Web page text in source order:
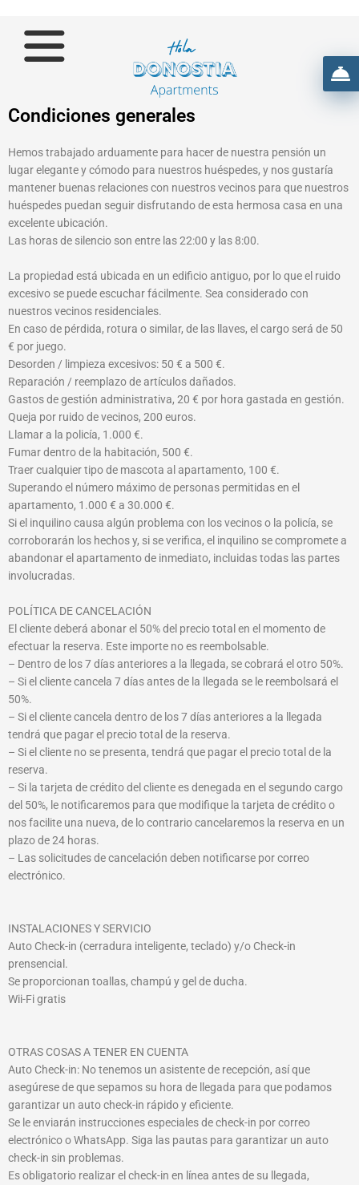
contenido
Condiciones generales
Hemos trabajado arduamente para hacer de nuestra pensión un
lugar elegante y cómodo para nuestros huéspedes, y nos gustaría
mantener buenas relaciones con nuestros vecinos para que nuestros
huéspedes puedan seguir disfrutando de esta hermosa casa en una
excelente ubicación.
Las horas de silencio son entre las 22:00 y las 8:00.
La propiedad está ubicada en un edificio antiguo, por lo que el ruido
excesivo se puede escuchar fácilmente. Sea considerado con
nuestros vecinos residenciales.
En caso de pérdida, rotura o similar, de las llaves, el cargo será de 50
€ por juego.
Desorden / limpieza excesivos: 50 € a 500 €.
Reparación / reemplazo de artículos dañados.
Gastos de gestión administrativa, 20 € por hora gastada en gestión.
Queja por ruido de vecinos, 200 euros.
Llamar a la policía, 1.000 €.
Fumar dentro de la habitación, 500 €.
Traer cualquier tipo de mascota al apartamento, 100 €.
Superando el número máximo de personas permitidas en el
apartamento, 1.000 € a 30.000 €.
Si el inquilino causa algún problema con los vecinos o la policía, se
corroborarán los hechos y, si se verifica, el inquilino se compromete a
abandonar el apartamento de inmediato, incluidas todas las partes
involucradas.
POLÍTICA DE CANCELACIÓN
El cliente deberá abonar el 50% del precio total en el momento de
efectuar la reserva. Este importe no es reembolsable.
– Dentro de los 7 días anteriores a la llegada, se cobrará el otro 50%.
– Si el cliente cancela 7 días antes de la llegada se le reembolsará el
50%.
– Si el cliente cancela dentro de los 7 días anteriores a la llegada
tendrá que pagar el precio total de la reserva.
– Si el cliente no se presenta, tendrá que pagar el precio total de la
reserva.
– Si la tarjeta de crédito del cliente es denegada en el segundo cargo
del 50%, le notificaremos para que modifique la tarjeta de crédito o
nos facilite una nueva, de lo contrario cancelaremos la reserva en un
plazo de 24 horas.
– Las solicitudes de cancelación deben notificarse por correo
electrónico.
INSTALACIONES Y SERVICIO
Auto Check-in (cerradura inteligente, teclado) y/o Check-in
prensencial.
Se proporcionan toallas, champú y gel de ducha.
Wii-Fi gratis
OTRAS COSAS A TENER EN CUENTA
Auto Check-in: No tenemos un asistente de recepción, así que
asegúrese de que sepamos su hora de llegada para que podamos
garantizar un auto check-in rápido y eficiente.
Se le enviarán instrucciones especiales de check-in por correo
electrónico o WhatsApp. Siga las pautas para garantizar un auto
check-in sin problemas.
Es obligatorio realizar el check-in en línea antes de su llegada,